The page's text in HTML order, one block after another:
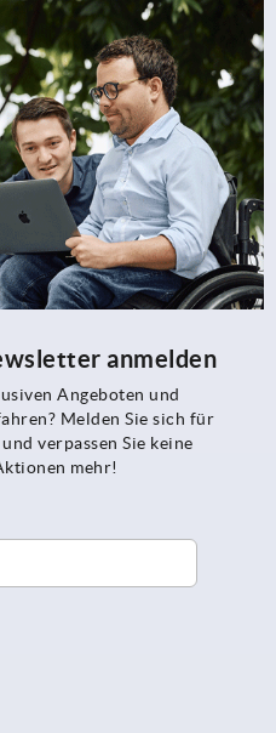
anmelden
Angeboten und
Melden Sie sich für
verpassen Sie keine
mehr!